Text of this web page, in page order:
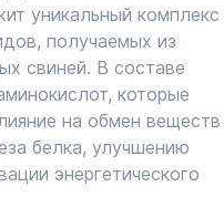
уникальный комплекс
получаемых из
свиней. В составе
которые
на обмен
белка, улучшению
энергетического